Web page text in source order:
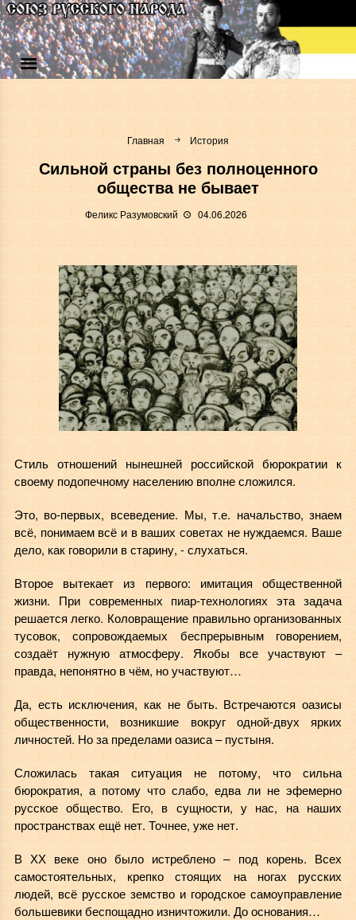
Главная История
Сильной страны без полноценного
общества не бывает
Феликс Разумовский 04.06.2026
Стиль отношений нынешней российской бюрократии к
своему подопечному населению вполне сложился.
Это, во-первых, всеведение. Мы, т.е. начальство, знаем
всё, понимаем всё и в ваших советах не нуждаемся. Ваше
дело, как говорили в старину, - слухаться.
Второе вытекает из первого: имитация общественной
жизни. При современных пиар-технологиях эта задача
решается легко. Коловращение правильно организованных
тусовок, сопровождаемых беспрерывным говорением,
создаёт нужную атмосферу. Якобы все участвуют –
правда, непонятно в чём, но участвуют…
Да, есть исключения, как не быть. Встречаются оазисы
общественности, возникшие вокруг одной-двух ярких
личностей. Но за пределами оазиса – пустыня.
Сложилась такая ситуация не потому, что сильна
бюрократия, а потому что слабо, едва ли не эфемерно
русское общество. Его, в сущности, у нас, на наших
пространствах ещё нет. Точнее, уже нет.
В ХХ веке оно было истреблено – под корень. Всех
самостоятельных, крепко стоящих на ногах русских
людей, всё русское земство и городское самоуправление
большевики беспощадно изничтожили. До основания…